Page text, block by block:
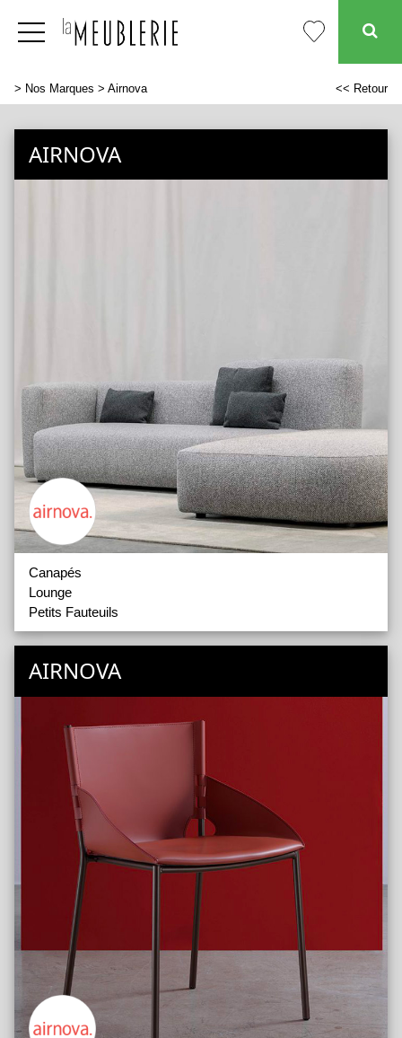
> Nos Marques > Airnova << Retour
AIRNOVA
Canapés
Lounge
Petits Fauteuils
AIRNOVA